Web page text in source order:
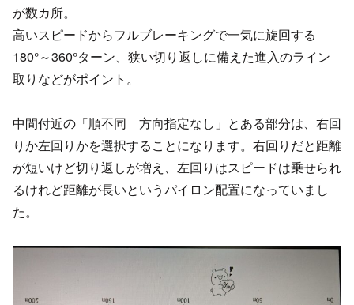
が数カ所。
高いスピードからフルブレーキングで一気に旋回する
180°～360°ターン、狭い切り返しに備えた進入のライン
取りなどがポイント。
中間付近の「順不同 方向指定なし」とある部分は、右回
りか左回りかを選択することになります。右回りだと距離
が短いけど切り返しが増え、左回りはスピードは乗せられ
るけれど距離が長いというパイロン配置になっていまし
た。